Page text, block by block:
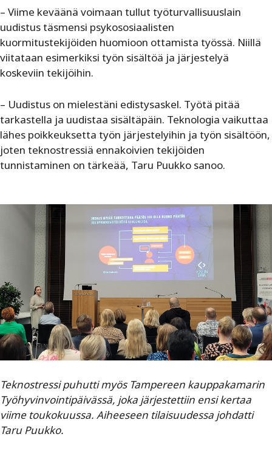
– Viime keväänä voimaan tullut työturvallisuuslain
uudistus täsmensi psykososiaalisten
kuormitustekijöiden huomioon ottamista työssä. Niillä
viitataan esimerkiksi työn sisältöä ja järjestelyä
koskeviin tekijöihin.
– Uudistus on mielestäni edistysaskel. Työtä pitää
tarkastella ja uudistaa sisältäpäin. Teknologia vaikuttaa
lähes poikkeuksetta työn järjestelyihin ja työn sisältöön,
joten teknostressiä ennakoivien tekijöiden
tunnistaminen on tärkeää, Taru Puukko sanoo.
Teknostressi puhutti myös Tampereen kauppakamarin
Työhyvinvointipäivässä, joka järjestettiin ensi kertaa
viime toukokuussa. Aiheeseen tilaisuudessa johdatti
Taru Puukko.